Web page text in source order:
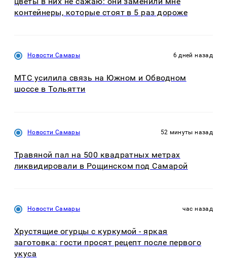
контейнеры, которые стоят в 5 раз дороже
Новости Самары 6 дней назад
МТС усилила связь на Южном и Обводном
шоссе в Тольятти
Новости Самары 52 минуты назад
Травяной пал на 500 квадратных метрах
ликвидировали в Рощинском под Самарой
Новости Самары час назад
Хрустящие огурцы с куркумой - яркая
заготовка: гости просят рецепт после первого
укуса